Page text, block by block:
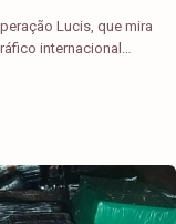
Lucis, que mira
internacional…